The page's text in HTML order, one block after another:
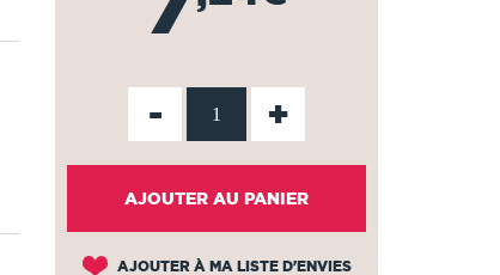
- +
AJOUTER AU PANIER
AJOUTER À MA LISTE D'ENVIES